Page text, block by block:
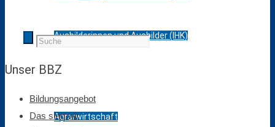
Ausbilderinnen und Ausbilder (IHK)
Berufsfelder
Agrarwirtschaft
Unser BBZ
Bildungsangebot
Das sind wir